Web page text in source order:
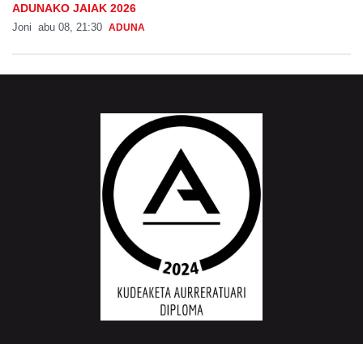
ADUNAKO JAIAK 2026
Joni abu 08, 21:30 ADUNA